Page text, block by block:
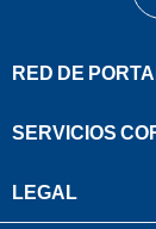
RED DE
SERVICIOS
LEGAL